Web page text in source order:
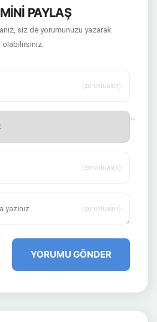
PAYLAŞ
siz de yorumunuzu yazarak
olabilirsiniz.
(zorunlu alan)
(zorunlu alan)
(zorunlu alan)
YORUMU GÖNDER